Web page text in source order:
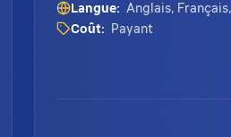
Langue: Anglais,
Coût:
Payant